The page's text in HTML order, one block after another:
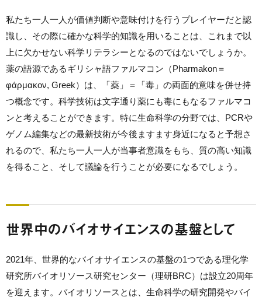
私たち一人一人が価値判断や意味付けを行うプレイヤーだと認
識し、その際に確かな科学的知識を用いることは、これまで以
上に欠かせない科学リテラシーとなるのではないでしょうか。
薬の語源であるギリシャ語ファルマコン（Pharmakon＝
φάρμακον, Greek）は、「薬」＝「毒」の両面的意味を併せ持
つ概念です。科学技術は文字通り薬にも毒にもなるファルマコ
ンと考えることができます。特に生命科学の分野では、PCRや
ゲノム編集などの最新技術が今後ますます身近になると予想さ
れるので、私たち一人一人が当事者意識をもち、質の高い知識
を得ること、そして議論を行うことが必要になるでしょう。
世界中のバイオサイエンスの基盤として
2021年、世界的なバイオサイエンスの基盤の1つである理化学
研究所バイオリソース研究センター（理研BRC）は設立20周年
を迎えます。バイオリソースとは、生命科学の研究開発やバイ